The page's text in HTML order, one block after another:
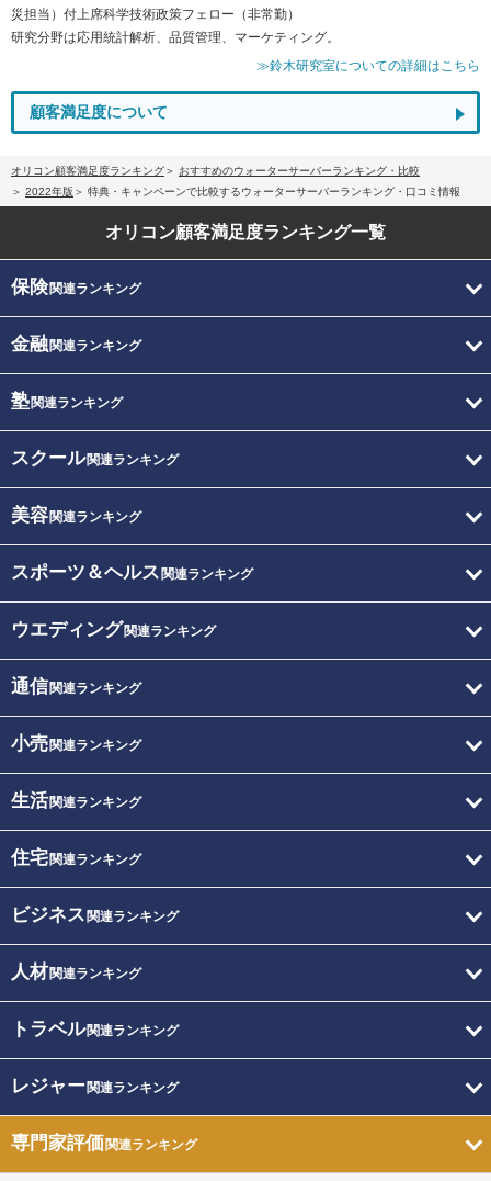
災担当）付上席科学技術政策フェロー（非常勤）
研究分野は応用統計解析、品質管理、マーケティング。
≫鈴木研究室についての詳細はこちら
顧客満足度について
オリコン顧客満足度ランキング
おすすめのウォーターサーバーランキング・比較
2022年版
特典・キャンペーンで比較するウォーターサーバーランキング・口コミ情報
オリコン顧客満足度ランキング一覧
保険関連ランキング
金融関連ランキング
塾関連ランキング
スクール関連ランキング
美容関連ランキング
スポーツ＆ヘルス 関連ランキング
ウエディング関連ランキング
通信関連ランキング
小売関連ランキング
生活関連ランキング
住宅関連ランキング
ビジネス 関連ランキング
人材関連ランキング
トラベル関連ランキング
レジャー関連ランキング
専門家評価関連ランキング